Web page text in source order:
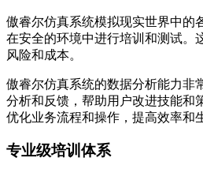
傲睿尔仿真系统模拟现实世界中的
在安全的环境中进行培训和测试。
风险和成本。
傲睿尔仿真系统的数据分析能力非
分析和反馈，帮助用户改进技能和
优化业务流程和操作，提高效率和
专业级培训体系